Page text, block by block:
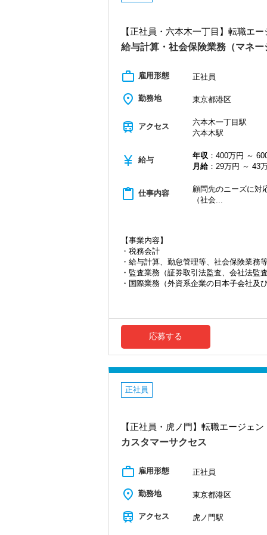
私たちとともに頑張っていきましょう！
【正社員・六本木一丁目】転職エ
給与計算・社会保険業務（マネ
work_outline 雇用形態 正社員
place 勤務地 東京都港区
train アクセス
六本木一丁目駅
六本木駅
currency_yen 給与 年収 ：400万円 ～
月給：29万円 ～ 43
content_paste 仕事内容
顧問先のニーズに対
（社会...
【事業内容】
・税務会計
・給与計算、勤怠管理等、社会保険業務
・監査業務（証券取引法監査、会社法監
・国際業務（外資系企業の日本子会社
※応募には会計求人プラスにご登録が必
応募する
正社員
【正社員・虎ノ門】転職エージェ
カスタマーサクセス
work_outline 雇用形態 正社員
place 勤務地 東京都港区
train アクセス 虎ノ門駅